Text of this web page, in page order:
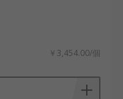
￥3,454.00/個